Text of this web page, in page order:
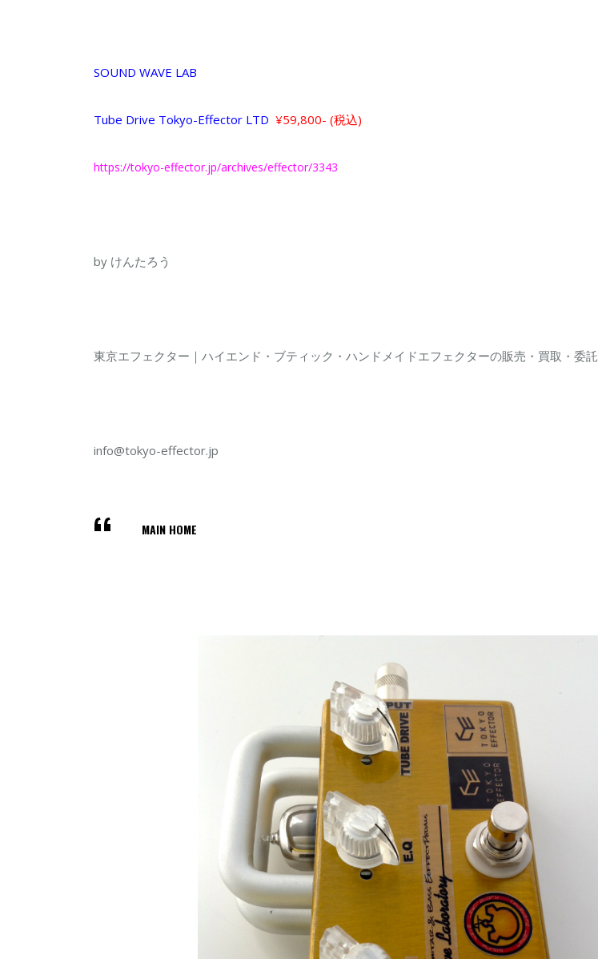
SOUND WAVE LAB
Tube Drive Tokyo-Effector LTD ¥59,800- (税込)
https://tokyo-effector.jp/archives/effector/3343
by けんたろう
東京エフェクター｜ハイエンド・ブティック・ハンドメイドエフェクターの販売・買取・委託
info@tokyo-effector.jp
MAIN HOME